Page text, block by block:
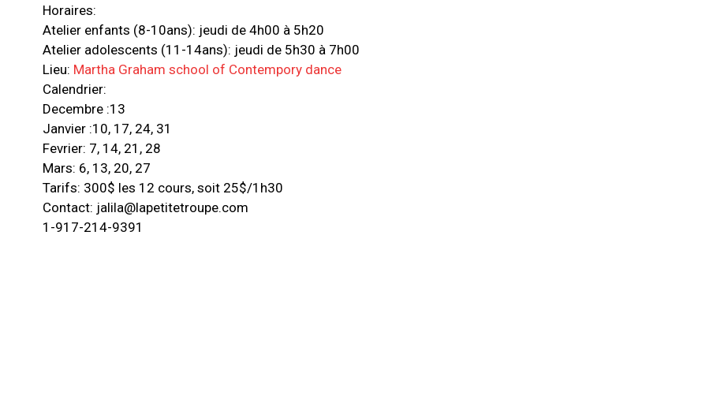
Horaires:
Atelier enfants (8-10ans): jeudi de 4h00 à 5h20
Atelier adolescents (11-14ans): jeudi de 5h30 à 7h00
Lieu: Martha Graham school of Contempory dance
Calendrier:
Decembre :13
Janvier :10, 17, 24, 31
Fevrier: 7, 14, 21, 28
Mars: 6, 13, 20, 27
Tarifs: 300$ les 12 cours, soit 25$/1h30
Contact: jalila@lapetitetroupe.com
1-917-214-9391